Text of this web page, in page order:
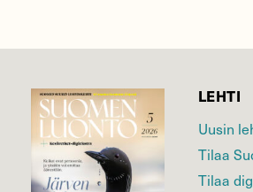
LEHTI
Uusin
Tilaa
Tilaa